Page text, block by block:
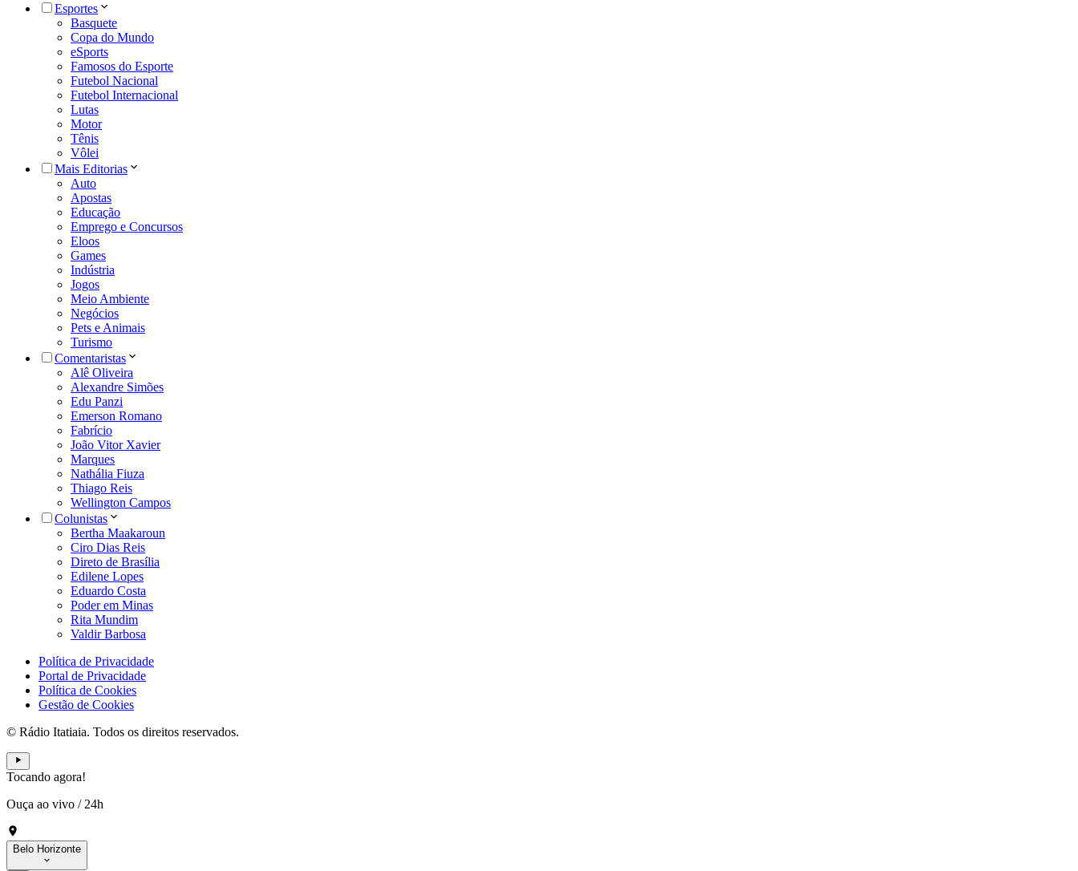
Esportes
Basquete
Copa do Mundo
eSports
Famosos do Esporte
Futebol Nacional
Futebol Internacional
Lutas
Motor
Tênis
Vôlei
Mais Editorias
Auto
Apostas
Educação
Emprego e Concursos
Eloos
Games
Indústria
Jogos
Meio Ambiente
Negócios
Pets e Animais
Turismo
Comentaristas
Alê Oliveira
Alexandre Simões
Edu Panzi
Emerson Romano
Fabrício
João Vitor Xavier
Marques
Nathália Fiuza
Thiago Reis
Wellington Campos
Colunistas
Bertha Maakaroun
Ciro Dias Reis
Direto de Brasília
Edilene Lopes
Eduardo Costa
Poder em Minas
Rita Mundim
Valdir Barbosa
Política de Privacidade
Portal de Privacidade
Política de Cookies
Gestão de Cookies
© Rádio Itatiaia. Todos os direitos reservados.
Tocando agora!
Ouça ao vivo / 24h
Belo Horizonte